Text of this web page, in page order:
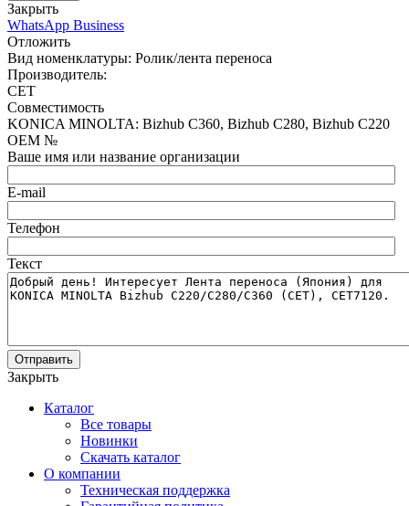
Закрыть
WhatsApp Business
Отложить
Вид номенклатуры: Ролик/лента переноса
Производитель:
CET
Совместимость
KONICA MINOLTA: Bizhub C360, Bizhub C280, Bizhub C220
OEM №
Ваше имя или название организации
E-mail
Телефон
Текст
Отправить
Закрыть
Каталог
Все товары
Новинки
Скачать каталог
О компании
Техническая поддержка